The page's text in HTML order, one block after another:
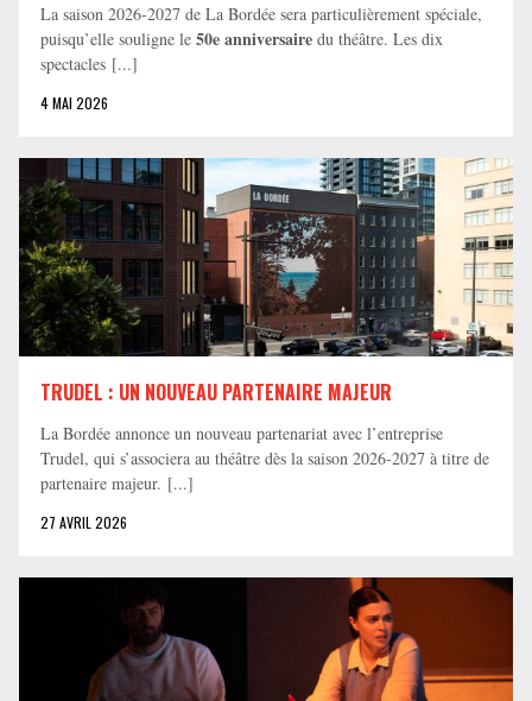
La saison 2026-2027 de La Bordée sera particulièrement spéciale,
puisqu’elle souligne le 50e anniversaire du théâtre. Les dix
spectacles [...]
4 MAI 2026
TRUDEL : UN NOUVEAU PARTENAIRE MAJEUR
La Bordée annonce un nouveau partenariat avec l’entreprise
Trudel, qui s’associera au théâtre dès la saison 2026-2027 à titre de
partenaire majeur. [...]
27 AVRIL 2026